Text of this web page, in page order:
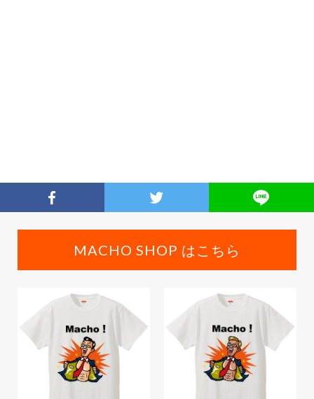
MACHO SHOP はこちら